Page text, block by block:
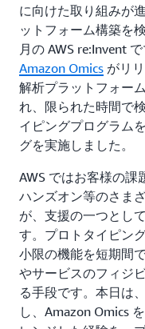
に向けた取り組みが
ットフォーム構築を
月の AWS re:Invent
Amazon Omics がリ
解析プラットフォー
れ、限られた時間で
イピングプログラム
グを実施しました。
AWS ではお客様の
ハンズオン等のさま
が、支援の一つとし
す。プロトタイピン
小限の機能を短期間
やサービスのフィジ
る手段です。本日は
し、Amazon Omics